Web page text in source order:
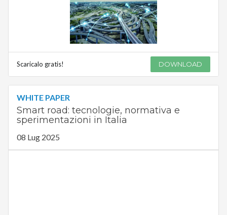
Scaricalo gratis! DOWNLOAD
WHITE PAPER
Smart road: tecnologie, normativa e
sperimentazioni in Italia
08 Lug 2025